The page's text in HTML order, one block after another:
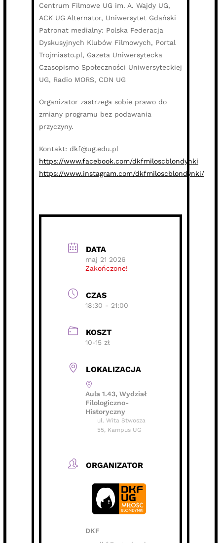
Centrum Filmowe UG im. A. Wajdy UG,
ACK UG Alternator, Uniwersytet Gdański
Patronat medialny: Polska Federacja
Dyskusyjnych Klubów Filmowych, Portal
Trojmiasto.pl, Gazeta Uniwersytecka
Czasopismo Społeczności Uniwersyteckiej
UG, Radio MORS, CDN UG
Organizator zastrzega sobie prawo do
zmiany programu bez podawania
przyczyny.
Kontakt: dkf@ug.edu.pl
https://www.facebook.com/dkfmiloscblondynki
https://www.instagram.com/dkfmiloscblondynki/
DATA
maj 21 2026
Zakończone!
CZAS
18:30 - 21:00
KOSZT
10-15 zł
LOKALIZACJA
Aula 1.43, Wydział
Filologiczno-
Historyczny
ul. Wita Stwosza
55, Kampus UG
ORGANIZATOR
DKF